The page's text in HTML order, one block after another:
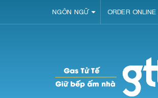
NGÔN NGỮ ORDER